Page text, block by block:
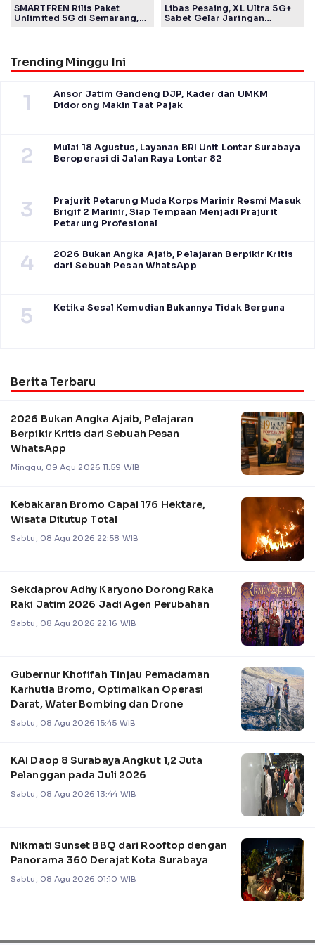
SMARTFREN Rilis Paket
Unlimited 5G di Semarang,
Libas Pesaing, XL Ultra 5G+
Sabet Gelar Jaringan
Trending Minggu Ini
1
Ansor Jatim Gandeng DJP, Kader dan UMKM
Didorong Makin Taat Pajak
2
Mulai 18 Agustus, Layanan BRI Unit Lontar Surabaya
Beroperasi di Jalan Raya Lontar 82
3
Prajurit Petarung Muda Korps Marinir Resmi Masuk
Brigif 2 Marinir, Siap Tempaan Menjadi Prajurit
Petarung Profesional
4
2026 Bukan Angka Ajaib, Pelajaran Berpikir Kritis
dari Sebuah Pesan WhatsApp
5 Ketika Sesal Kemudian Bukannya Tidak Berguna
Berita Terbaru
2026 Bukan Angka Ajaib, Pelajaran
Berpikir Kritis dari Sebuah Pesan
WhatsApp
Minggu, 09 Agu 2026 11:59 WIB
Kebakaran Bromo Capai 176 Hektare,
Wisata Ditutup Total
Sabtu, 08 Agu 2026 22:58 WIB
Sekdaprov Adhy Karyono Dorong Raka
Raki Jatim 2026 Jadi Agen Perubahan
Sabtu, 08 Agu 2026 22:16 WIB
Gubernur Khofifah Tinjau Pemadaman
Karhutla Bromo, Optimalkan Operasi
Darat, Water Bombing dan Drone
Sabtu, 08 Agu 2026 15:45 WIB
KAI Daop 8 Surabaya Angkut 1,2 Juta
Pelanggan pada Juli 2026
Sabtu, 08 Agu 2026 13:44 WIB
Nikmati Sunset BBQ dari Rooftop dengan
Panorama 360 Derajat Kota Surabaya
Sabtu, 08 Agu 2026 01:10 WIB